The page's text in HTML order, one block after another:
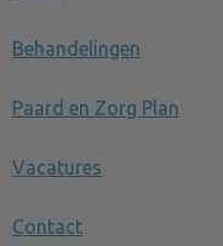
Behandelingen
Paard en Zorg Plan
Vacatures
Contact